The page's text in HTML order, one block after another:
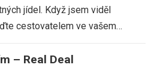
jídel. Když jsem viděl
cestovatelem ve vašem
– Real Deal